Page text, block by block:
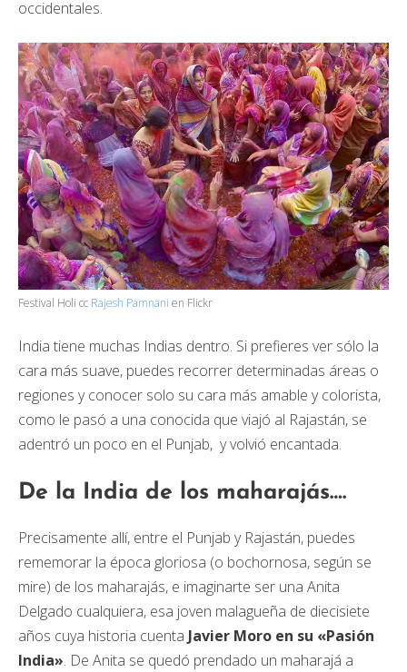
occidentales.
Festival Holi cc Rajesh Pamnani en Flickr
India tiene muchas Indias dentro. Si prefieres ver sólo la
cara más suave, puedes recorrer determinadas áreas o
regiones y conocer solo su cara más amable y colorista,
como le pasó a una conocida que viajó al Rajastán, se
adentró un poco en el Punjab, y volvió encantada.
De la India de los maharajás….
Precisamente allí, entre el Punjab y Rajastán, puedes
rememorar la época gloriosa (o bochornosa, según se
mire) de los maharajás, e imaginarte ser una Anita
Delgado cualquiera, esa joven malagueña de diecisiete
años cuya historia cuenta Javier Moro en su «Pasión
India». De Anita se quedó prendado un maharajá a